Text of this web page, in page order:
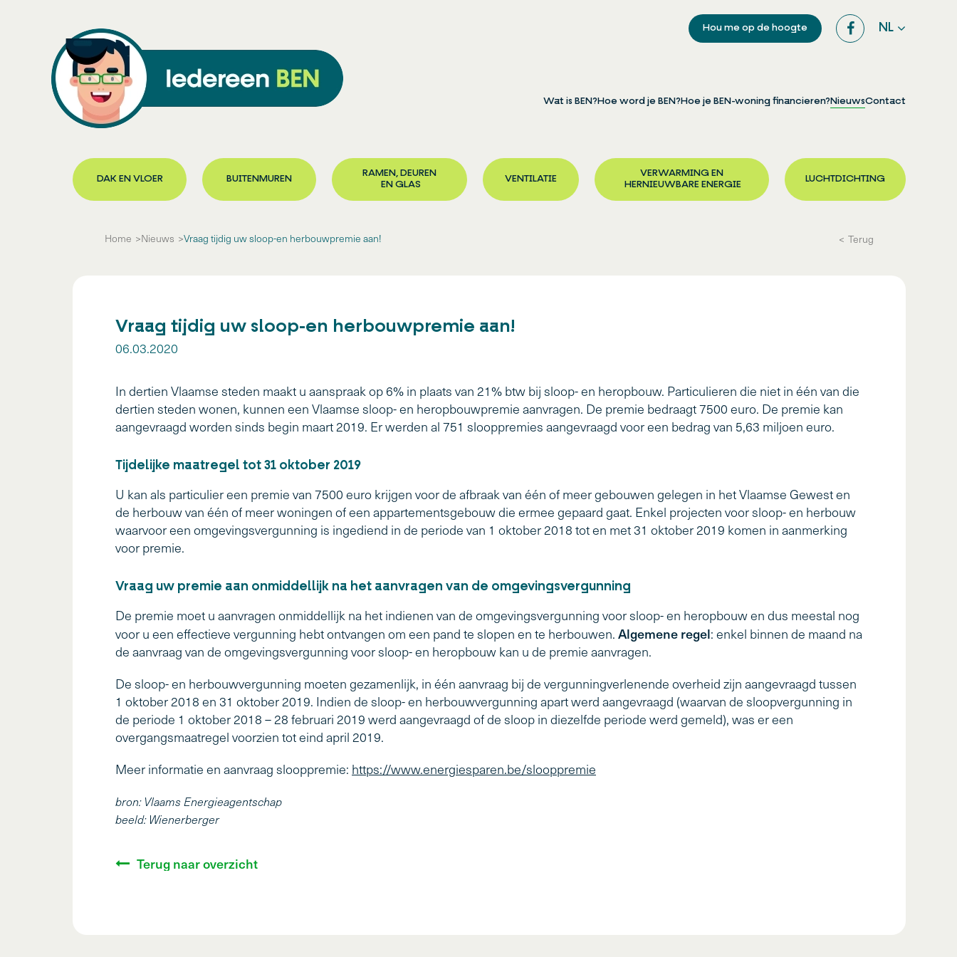
Hou me op de hoogte NL
Wat is BEN?Hoe word je BEN?Hoe je BEN-woning financieren?NieuwsContact
DAK EN VLOER BUITENMUREN
RAMEN, DEUREN
EN GLAS
VENTILATIE
VERWARMING EN
HERNIEUWBARE ENERGIE
LUCHTDICHTING
Home Nieuws Vraag tijdig uw sloop-en herbouwpremie aan! Terug
Vraag tijdig uw sloop-en herbouwpremie aan!
06.03.2020
In dertien Vlaamse steden maakt u aanspraak op 6% in plaats van 21% btw bij sloop- en heropbouw. Particulieren die niet in één van die
dertien steden wonen, kunnen een Vlaamse sloop- en heropbouwpremie aanvragen. De premie bedraagt 7500 euro. De premie kan
aangevraagd worden sinds begin maart 2019. Er werden al 751 slooppremies aangevraagd voor een bedrag van 5,63 miljoen euro.
Tijdelijke maatregel tot 31 oktober 2019
U kan als particulier een premie van 7500 euro krijgen voor de afbraak van één of meer gebouwen gelegen in het Vlaamse Gewest en
de herbouw van één of meer woningen of een appartementsgebouw die ermee gepaard gaat. Enkel projecten voor sloop- en herbouw
waarvoor een omgevingsvergunning is ingediend in de periode van 1 oktober 2018 tot en met 31 oktober 2019 komen in aanmerking
voor premie.
Vraag uw premie aan onmiddellijk na het aanvragen van de omgevingsvergunning
De premie moet u aanvragen onmiddellijk na het indienen van de omgevingsvergunning voor sloop- en heropbouw en dus meestal nog
voor u een effectieve vergunning hebt ontvangen om een pand te slopen en te herbouwen. Algemene regel: enkel binnen de maand na
de aanvraag van de omgevingsvergunning voor sloop- en heropbouw kan u de premie aanvragen.
De sloop- en herbouwvergunning moeten gezamenlijk, in één aanvraag bij de vergunningverlenende overheid zijn aangevraagd tussen
1 oktober 2018 en 31 oktober 2019. Indien de sloop- en herbouwvergunning apart werd aangevraagd (waarvan de sloopvergunning in
de periode 1 oktober 2018 – 28 februari 2019 werd aangevraagd of de sloop in diezelfde periode werd gemeld), was er een
overgangsmaatregel voorzien tot eind april 2019.
Meer informatie en aanvraag slooppremie: https://www.energiesparen.be/slooppremie
bron: Vlaams Energieagentschap
beeld: Wienerberger
Terug naar overzicht